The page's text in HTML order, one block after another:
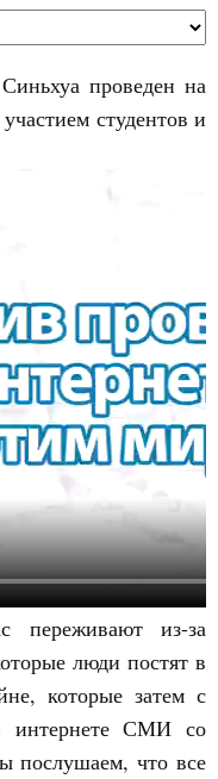
проведен на
студентов и
переживают из-за
люди постят в
которые затем с
интернете СМИ со
послушаем, что все